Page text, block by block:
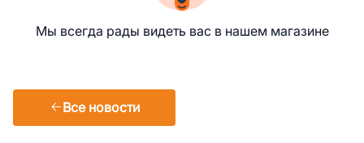
Мы всегда рады видеть вас в нашем магазине
Все новости